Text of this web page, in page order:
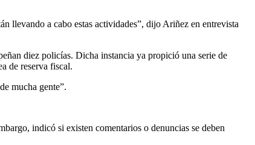
llevando a cabo estas actividades”, dijo Ariñez en entrevista
diez policías. Dicha instancia ya propició una serie de
de reserva fiscal.
mucha gente”.
indicó si existen comentarios o denuncias se deben